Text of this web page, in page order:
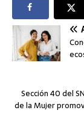
Sección 40 del
de la Mujer